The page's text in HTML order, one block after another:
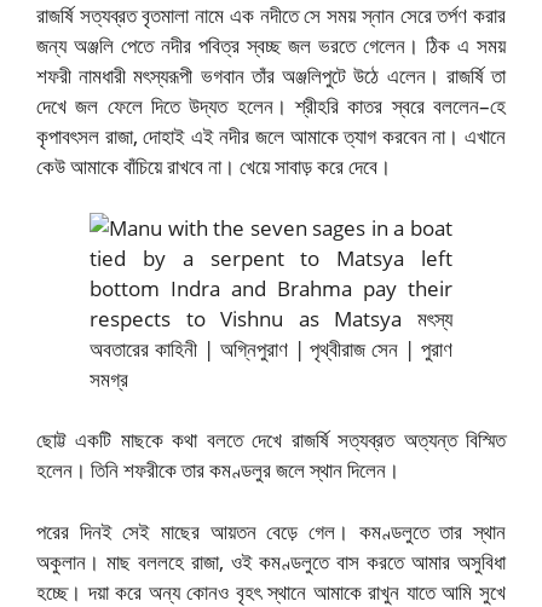
রাজর্ষি সত্যব্রত বৃতমালা নামে এক নদীতে সে সময় স্নান সেরে তর্পণ করার
জন্য অঞ্জলি পেতে নদীর পবিত্র স্বচ্ছ জল ভরতে গেলেন। ঠিক এ সময়
শফরী নামধারী মৎস্যরূপী ভগবান তাঁর অঞ্জলিপুটে উঠে এলেন। রাজর্ষি তা
দেখে জল ফেলে দিতে উদ্যত হলেন। শ্রীহরি কাতর স্বরে বললেন–হে
কৃপাবৎসল রাজা, দোহাই এই নদীর জলে আমাকে ত্যাগ করবেন না। এখানে
কেউ আমাকে বাঁচিয়ে রাখবে না। খেয়ে সাবাড় করে দেবে।
ছোট্ট একটি মাছকে কথা বলতে দেখে রাজর্ষি সত্যব্রত অত্যন্ত বিস্মিত
হলেন। তিনি শফরীকে তার কমণ্ডলুর জলে স্থান দিলেন।
পরের দিনই সেই মাছের আয়তন বেড়ে গেল। কমণ্ডলুতে তার স্থান
অকুলান। মাছ বললহে রাজা, ওই কমণ্ডলুতে বাস করতে আমার অসুবিধা
হচ্ছে। দয়া করে অন্য কোনও বৃহৎ স্থানে আমাকে রাখুন যাতে আমি সুখে